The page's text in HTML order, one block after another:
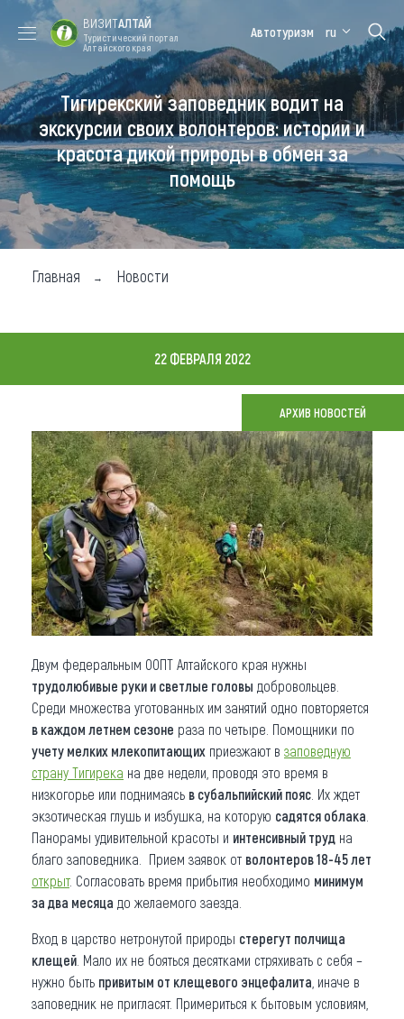
Форум VISIT
ALTAI
Цветение
маральника
Медицинский
форум
Алтайская
зимовка
Туры
Где побывать
Чем заняться
Где остановиться
Что привезти (сувениры)
О регионе
Коллекция впечатлений
Другие рубрики
ВИЗИТАЛТАЙ
Туристический портал
Алтайского края
Автотуризм ru
Тигирекский заповедник водит на
экскурсии своих волонтеров: истории и
красота дикой природы в обмен за
помощь
Главная Новости
22 ФЕВРАЛЯ 2022
АРХИВ НОВОСТЕЙ
Двум федеральным ООПТ Алтайского края нужны
трудолюбивые руки и светлые головы добровольцев.
Среди множества уготованных им занятий одно повторяется
в каждом летнем сезоне раза по четыре. Помощники по
учету мелких млекопитающих приезжают в заповедную
страну Тигирека на две недели, проводя это время в
низкогорье или поднимаясь в субальпийский пояс . Их ждет
экзотическая глушь и избушка, на которую садятся облака
Панорамы удивительной красоты и интенсивный труд на
благо заповедника. Прием заявок от волонтеров 18-45 лет
открыт. Согласовать время прибытия необходимо минимум
за два месяца до желаемого заезда.
Вход в царство нетронутой природы стерегут полчища
клещей . Мало их не бояться десятками стряхивать с себя –
нужно быть привитым от клещевого энцефалита , иначе в
заповедник не пригласят. Примериться к бытовым условиям,